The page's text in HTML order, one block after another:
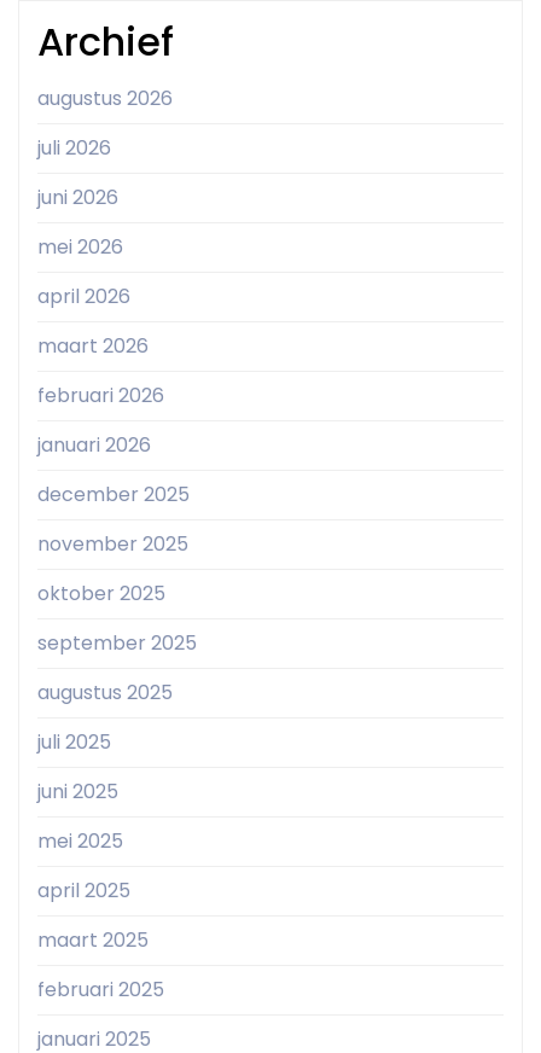
Archief
augustus 2026
juli 2026
juni 2026
mei 2026
april 2026
maart 2026
februari 2026
januari 2026
december 2025
november 2025
oktober 2025
september 2025
augustus 2025
juli 2025
juni 2025
mei 2025
april 2025
maart 2025
februari 2025
januari 2025